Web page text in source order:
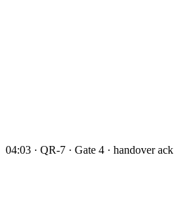
04:03 · QR-7 · Gate 4 · handover ack